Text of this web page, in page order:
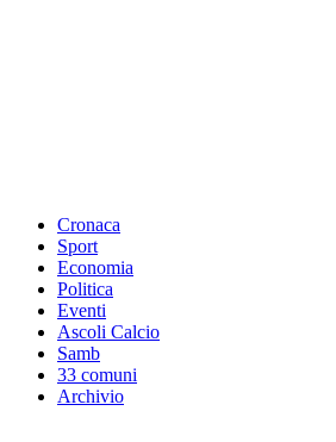
Cronaca
Sport
Economia
Politica
Eventi
Ascoli Calcio
Samb
33 comuni
Archivio